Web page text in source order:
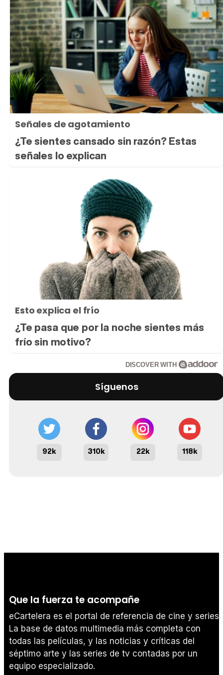
Señales de agotamiento
¿Te sientes cansado sin razón? Estas
señales lo explican
Esto explica el frío
¿Te pasa que por la noche sientes más
frío sin motivo?
DISCOVER WITH
Síguenos
92k 310k 22k 118k
Que la fuerza te acompañe
eCartelera es el portal de referencia de cine y series.
La base de datos multimedia más completa con
todas las películas, y las noticias y críticas del
séptimo arte y las series de tv contadas por un
equipo especializado.